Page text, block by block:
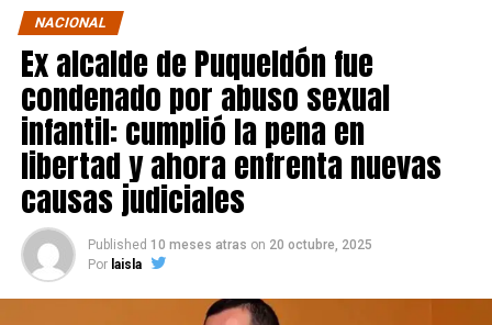
NACIONAL
Ex alcalde de Puqueldón fue
condenado por abuso sexual
infantil: cumplió la pena en
libertad y ahora enfrenta nuevas
causas judiciales
Published 10 meses atras on 20 octubre, 2025
Por laisla